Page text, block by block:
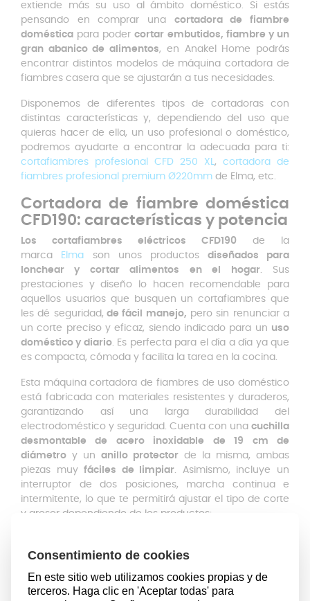
extiende más su uso al ámbito doméstico. Si estás
pensando en comprar una cortadora de fiambre
doméstica para podercortar embutidos, fiambre y un
gran abanico de alimentos, en Anakel Home podrás
encontrar distintos modelos de máquina cortadora de
fiambres casera que se ajustarán a tus necesidades.
Disponemos de diferentes tipos de cortadoras con
distintas características y, dependiendo del uso que
quieras hacer de ella, un uso profesional o doméstico,
podremos ayudarte a encontrar la adecuada para ti:
cortafiambres profesional CFD 250 XL, cortadora de
fiambres profesional premium Ø220mm de Elma, etc.
Cortadora de fiambre doméstica
CFD190: características y potencia
Los cortafiambres eléctricos CFD190 de la
marca
Elma son unos productos diseñados para
lonchear y cortar alimentos en el hogar. Sus
prestaciones y diseño lo hacen recomendable para
aquellos usuarios que busquen un cortafiambres que
les dé seguridad, de fácil manejo, pero sin renunciar a
un corte preciso y eficaz, siendo indicado para un uso
doméstico y diario. Es perfecta para el día a día ya que
es compacta, cómoda y facilita la tarea en la cocina.
Esta máquina cortadora de fiambres de uso doméstico
está fabricada con materiales resistentes y duraderos,
garantizando así una larga durabilidad del
electrodoméstico y seguridad. Cuenta con una cuchilla
desmontable de acero inoxidable de 19 cm de
diámetro y un anillo protector de la misma, ambas
piezas muyfáciles de limpiar. Asimismo, incluye un
interruptor de dos posiciones, marcha continua e
intermitente, lo que te permitirá ajustar el tipo de corte
y grosor dependiendo de los productos:
Disco de corte desmontablede acero inoxidable de
Corte regulable y preciso: 0-15 mm
Anillo protector de la cuchilla